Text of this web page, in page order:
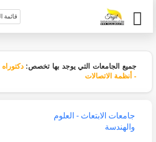
قائمة
جميع الجامعات التي يوجد بها تخصص:دكتوراه
- أنظمة الاتصالات
جامعات الابتعاث - العلوم
والهندسة